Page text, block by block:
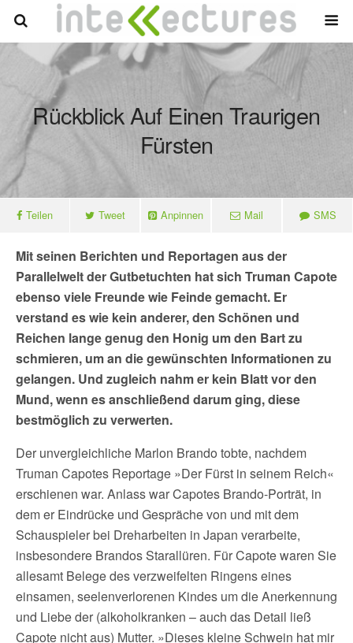
Rückblick Auf Einen Traurigen
Fürsten
Teilen Tweet Anpinnen Mail SMS
Mit seinen Berichten und Reportagen aus der
Parallelwelt der Gutbetuchten hat sich Truman Capote
ebenso viele Freunde wie Feinde gemacht. Er
verstand es wie kein anderer, den Schönen und
Reichen lange genug den Honig um den Bart zu
schmieren, um an die gewünschten Informationen zu
gelangen. Und zugleich nahm er kein Blatt vor den
Mund, wenn es anschließend darum ging, diese
bestmöglich zu verwerten.
Der unvergleichliche Marlon Brando tobte, nachdem
Truman Capotes Reportage »Der Fürst in seinem Reich«
erschienen war. Anlass war Capotes Brando-Porträt, in
dem er Eindrücke und Gespräche von und mit dem
Schauspieler bei Dreharbeiten in Japan verarbeite,
insbesondere Brandos Starallüren. Für Capote waren Sie
allesamt Belege des verzweifelten Ringens eines
einsamen, seelenverlorenen Kindes um die Anerkennung
und Liebe der (alkoholkranken – auch das Detail ließ
Capote nicht aus) Mutter. »Dieses kleine Schwein hat mir